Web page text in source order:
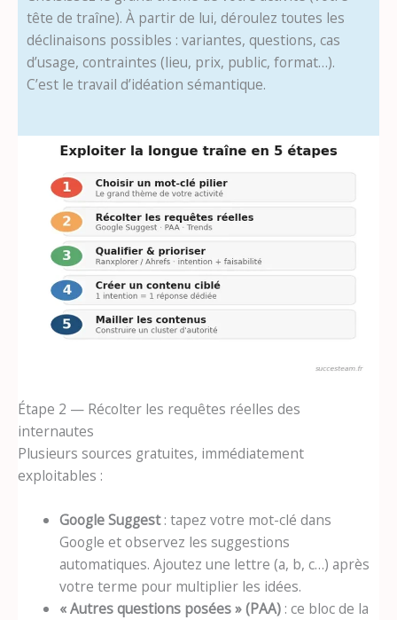
tête de traîne). À partir de lui, déroulez toutes les
déclinaisons possibles : variantes, questions, cas
d’usage, contraintes (lieu, prix, public, format…).
C’est le travail d’idéation sémantique.
Étape 2 — Récolter les requêtes réelles des
internautes
Plusieurs sources gratuites, immédiatement
exploitables :
Google Suggest: tapez votre mot-clé dans
Google et observez les suggestions
automatiques. Ajoutez une lettre (a, b, c…) après
votre terme pour multiplier les idées.
« Autres questions posées » (PAA): ce bloc de la